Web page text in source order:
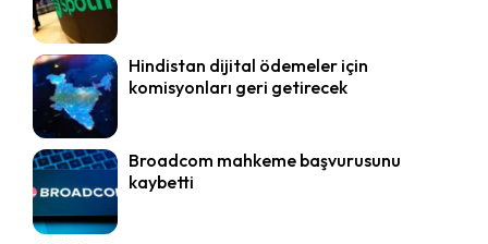
Hindistan dijital ödemeler için
komisyonları geri getirecek
Broadcom mahkeme başvurusunu
kaybetti